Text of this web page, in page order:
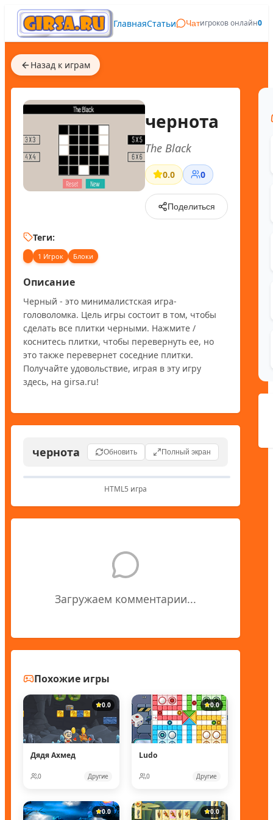
ГлавнаяСтатьи Чатигроков онлайн0
Назад к играм
чернота
The Black
0.0 0
Поделиться
Теги:
1 Игрок Блоки
Описание
Черный - это минималистская игра-
головоломка. Цель игры состоит в том, чтобы
сделать все плитки черными. Нажмите /
коснитесь плитки, чтобы перевернуть ее, но
это также перевернет соседние плитки.
Получайте удовольствие, играя в эту игру
здесь, на girsa.ru!
чернота Обновить Полный экран
HTML5 игра
Загружаем комментарии...
Похожие игры
0.0
Дядя Ахмед
0 Другие
0.0
Ludo
0 Другие
0.0 0.0